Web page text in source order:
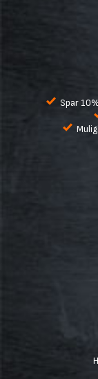
Spar